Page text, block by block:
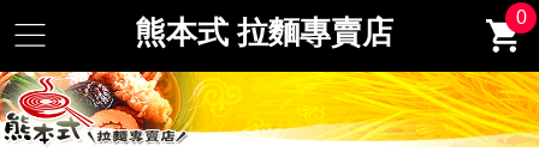
熊本式 拉麵專賣店 0
✖